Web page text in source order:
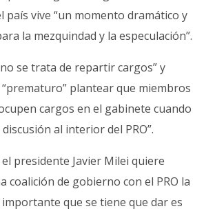
país vive “un momento dramático y
la mezquindad y la especulación”.
se trata de repartir cargos” y
plantear que miembros
cargos en el gabinete cuando
al interior del PRO”.
el presidente Javier Milei quiere
coalición de gobierno con el PRO la
que se tiene que dar es